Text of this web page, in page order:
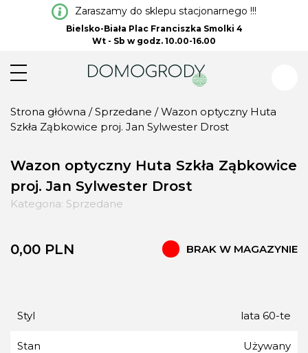
Zaraszamy do sklepu stacjonarnego !!!
Bielsko-Biała Plac Franciszka Smolki 4
Wt - Sb w godz. 10.00-16.00
Strona główna /Sprzedane / Wazon optyczny Huta
Szkła Ząbkowice proj. Jan Sylwester Drost
Wazon optyczny Huta Szkła Ząbkowice
proj. Jan Sylwester Drost
Kategoria: Sprzedane
0,00 PLN BRAK W MAGAZYNIE
Styl lata 60-te
Stan Używany